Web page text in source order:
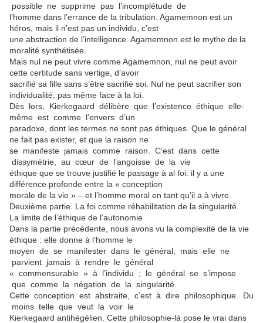
possible ne supprime pas l’incomplétude de
l’homme dans l’errance de la tribulation. Agamemnon est un
héros, mais il n’est pas un individu, c’est
une abstraction de l’intelligence. Agamemnon est le mythe de la
moralité synthétisée.
Mais nul ne peut vivre comme Agamemnon, nul ne peut avoir
cette certitude sans vertige, d’avoir
sacrifié sa fille sans s’être sacrifié soi. Nul ne peut sacrifier son
individualité, pas même face à la loi.
Dès lors, Kierkegaard délibère que l’existence éthique elle-
même est comme l’envers d’un
paradoxe, dont les termes ne sont pas éthiques. Que le général
ne fait pas exister, et que la raison ne
se manifeste jamais comme raison. C’est dans cette
dissymétrie, au cœur de l’angoisse de la vie
éthique que se trouve justifié le passage à al foi: il y a une
différence profonde entre la « conception
morale de la vie » – et l’homme moral en tant qu’il a à vivre.
Deuxième partie. La foi comme réhabilitation de la singularité.
La limite de l’éthique de l’autonomie
Dans la partie précédente, nous avons vu la complexité de la vie
éthique : elle donne à l’homme le
moyen de se manifester dans le général, mais elle ne
parvient jamais à rendre le général
« commensurable » à l’individu ; le général se s’impose
que comme la négation de la singularité.
Cette conception est abstraite, c’est à dire philosophique. Du
moins telle que veut la voir le
Kierkegaard antihégélien. Cette philosophie-là pose le vrai dans